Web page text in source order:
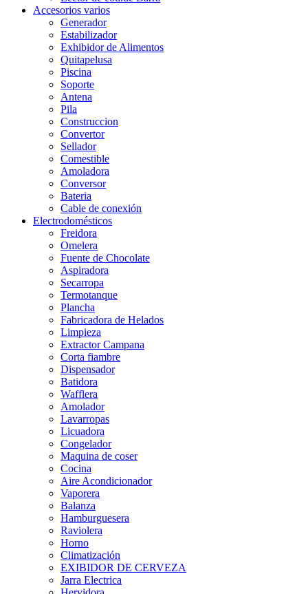
Accesorios varios
Generador
Estabilizador
Exhibidor de Alimentos
Quitapelusa
Piscina
Soporte
Antena
Pila
Construccion
Convertor
Sellador
Comestible
Amoladora
Conversor
Bateria
Cable de conexión
Electrodomésticos
Freidora
Omelera
Fuente de Chocolate
Aspiradora
Secarropa
Termotanque
Plancha
Fabricadora de Helados
Limpieza
Extractor Campana
Corta fiambre
Dispensador
Batidora
Wafflera
Amolador
Lavarropas
Licuadora
Congelador
Maquina de coser
Cocina
Aire Acondicionador
Vaporera
Balanza
Hamburguesera
Raviolera
Horno
Climatización
EXIBIDOR DE CERVEZA
Jarra Electrica